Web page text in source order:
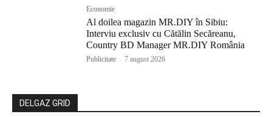
Economie
Al doilea magazin MR.DIY în Sibiu:
Interviu exclusiv cu Cătălin Secăreanu,
Country BD Manager MR.DIY România
Publicitate - 7 august 2026
DELGAZ GRID